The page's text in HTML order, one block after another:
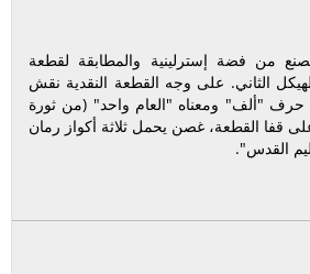
من فضة إسترلينية والمطابقة لقطعة
الثاني. على وجه القطعة النقدية نقش
حرف "ألف" ومعناه "العام واحد" (من ثورة
قفا القطعة، غصن يحمل ثلاثة أكواز رمان
القدس".